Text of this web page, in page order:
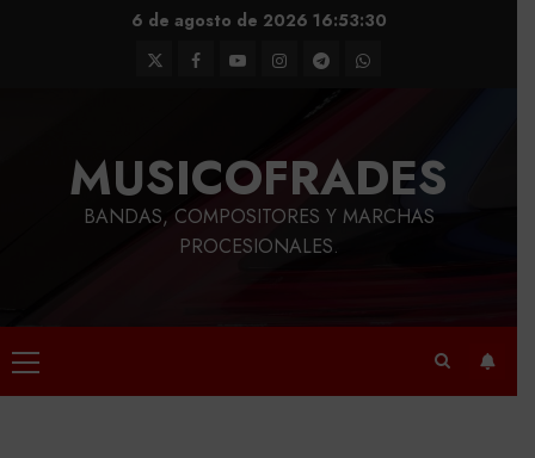
6 de agosto de 202616:53:31
TwitterFacebook
YoutubeInstagram
TelegramWhatsApp
MUSICOFRADES
BANDAS, COMPOSITORES Y MARCHAS
PROCESIONALES.
Menú
principal